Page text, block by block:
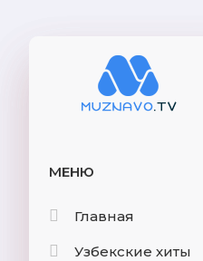
МЕНЮ
Главная
Узбекские хиты